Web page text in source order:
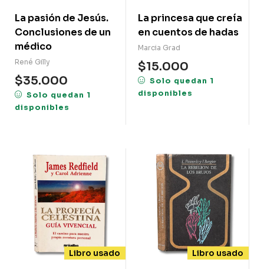
La pasión de Jesús.
Conclusiones de un
médico
René Gilly
$35.000
Solo quedan 1
disponibles
La princesa que creía
en cuentos de hadas
Marcia Grad
$15.000
Solo quedan 1
disponibles
Libro usado Libro usado